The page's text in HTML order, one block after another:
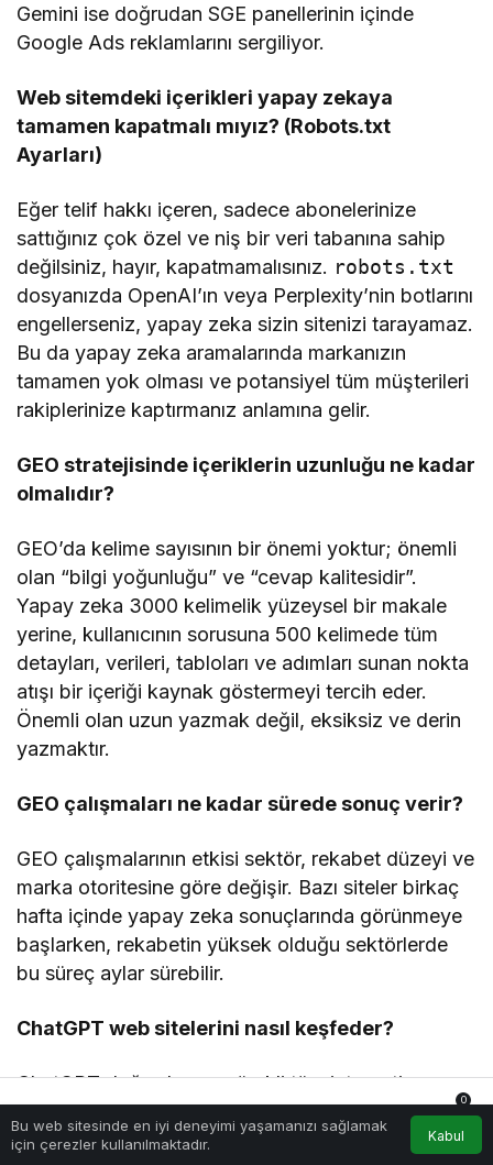
Gemini ise doğrudan SGE panellerinin içinde
Google Ads reklamlarını sergiliyor.
Web sitemdeki içerikleri yapay zekaya
tamamen kapatmalı mıyız? (Robots.txt
Ayarları)
Eğer telif hakkı içeren, sadece abonelerinize
sattığınız çok özel ve niş bir veri tabanına sahip
değilsiniz, hayır, kapatmamalısınız. robots.txt
dosyanızda OpenAI’ın veya Perplexity’nin botlarını
engellerseniz, yapay zeka sizin sitenizi tarayamaz.
Bu da yapay zeka aramalarında markanızın
tamamen yok olması ve potansiyel tüm müşterileri
rakiplerinize kaptırmanız anlamına gelir.
GEO stratejisinde içeriklerin uzunluğu ne kadar
olmalıdır?
GEO’da kelime sayısının bir önemi yoktur; önemli
olan “bilgi yoğunluğu” ve “cevap kalitesidir”.
Yapay zeka 3000 kelimelik yüzeysel bir makale
yerine, kullanıcının sorusuna 500 kelimede tüm
detayları, verileri, tabloları ve adımları sunan nokta
atışı bir içeriği kaynak göstermeyi tercih eder.
Önemli olan uzun yazmak değil, eksiksiz ve derin
yazmaktır.
GEO çalışmaları ne kadar sürede sonuç verir?
GEO çalışmalarının etkisi sektör, rekabet düzeyi ve
marka otoritesine göre değişir. Bazı siteler birkaç
hafta içinde yapay zeka sonuçlarında görünmeye
başlarken, rekabetin yüksek olduğu sektörlerde
bu süreç aylar sürebilir.
ChatGPT web sitelerini nasıl keşfeder?
ChatGPT doğrudan ve sürekli tüm interneti
taramaz. Ancak kullandığı veri kaynakları, arama
entegrasyonları ve web erişimi özellikleri
Bu web sitesinde en iyi deneyimi yaşamanızı sağlamak
için çerezler kullanılmaktadır.
Kabul
Anasayfa Akış Hesabım Bildirimler
0